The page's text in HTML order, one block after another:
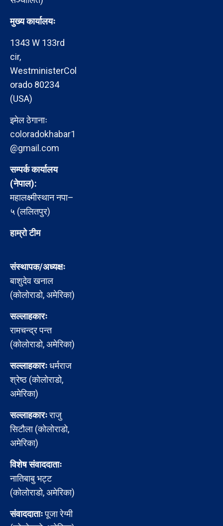
मुख्य कार्यालयः
1343 W 133rd
cir,
WestministerCol
orado 80234
(USA)
इमेल ठेगानाः
coloradokhabar1
@gmail.com
सम्पर्क कार्यालय
(नेपाल):
महालक्ष्मीस्थान नपा–
५ (ललितपुर)
हाम्रो टीम
संस्थापक/अध्यक्षः
बाशुदेव खनाल
(कोलोराडो, अमेरिका)
सल्लाहकारः
रामचन्द्र पन्त
(कोलोराडो, अमेरिका)
सल्लाहकारःधर्मराज
श्रेष्ठ (कोलोराडो,
अमेरिका)
सल्लाहकारःराजु
सिटौला (कोलोराडो,
अमेरिका)
विशेष संवाददाताः
नातिबाबु भट्ट
(कोलोराडो, अमेरिका)
संवाददाताःपूजा रेग्मी